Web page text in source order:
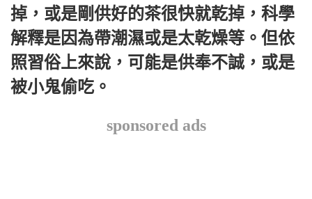
掉，或是剛供好的茶很快就乾掉，科學
解釋是因為帶潮濕或是太乾燥等。但依
照習俗上來說，可能是供奉不誠，或是
被小鬼偷吃。
sponsored ads